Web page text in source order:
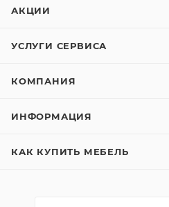
АКЦИИ
УСЛУГИ СЕРВИСА
КОМПАНИЯ
ИНФОРМАЦИЯ
КАК КУПИТЬ МЕБЕЛЬ